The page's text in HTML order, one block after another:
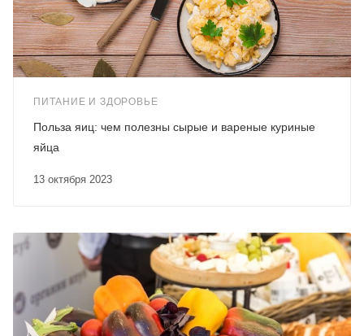
ПИТАНИЕ И ЗДОРОВЬЕ
13 октября 2023
Польза яиц: чем полезны сырые и вареные куриные
яйца